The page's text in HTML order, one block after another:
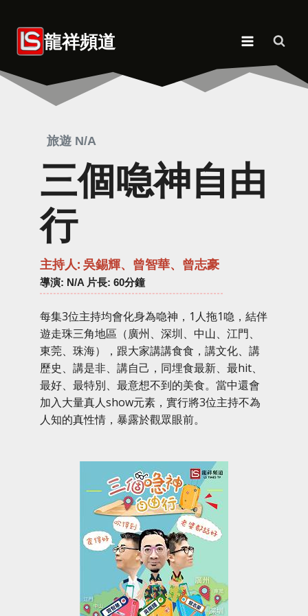
content 龍祥頻道
旅遊 N/A
三個喼神自由
行
主持人: 吳錫輝、曾智華、曾志豪
導演: N/A 片長: 60分鐘
每集3位主持均會化身為喼神，1人拖1喼，結伴
遊走珠三角地區（廣州、深圳、中山、江門、
東莞、珠海），跟大家講講食食，講文化、講
歷史、講是非、講自己，同埋食最新、最hit、
最好、最特別、最意想不到的美食。當中還會
加入大量真人show元素，實行將3位主持不為
人知的真性情，暴露於觀眾眼前。